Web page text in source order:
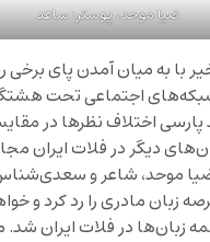
ضیا موحد، پوستر: ساعد
با به میان آمدن پای
اجتماعی تحت
پارسی اختلاف نظرها در
دیگر در فلات ایران
موحد، شاعر و
زبان مادری را رد کرد و
زبان‌ها در فلات ایران